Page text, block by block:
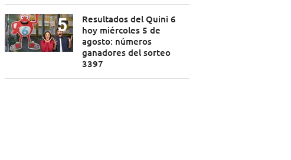
Resultados del Quini 6
hoy miércoles 5 de
agosto: números
ganadores del sorteo
3397